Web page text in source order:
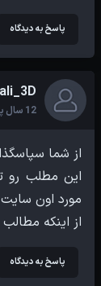
پاسخ به دیدگاه
ali_3D
12 سال پیش
این مطلب رو
از اینکه
پاسخ به دیدگاه